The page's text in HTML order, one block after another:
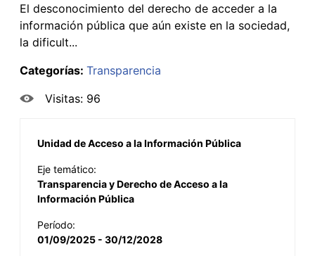
El desconocimiento del derecho de acceder a la
información pública que aún existe en la sociedad,
la dificult...
Categorías: Transparencia
Visitas: 96
Unidad de Acceso a la Información Pública
Eje temático:
Transparencia y Derecho de Acceso a la
Información Pública
Período:
01/09/2025 - 30/12/2028